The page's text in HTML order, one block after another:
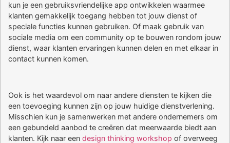
kun je een gebruiksvriendelijke app ontwikkelen waarmee
klanten gemakkelijk toegang hebben tot jouw dienst of
speciale functies kunnen gebruiken. Of maak gebruik van
sociale media om een community op te bouwen rondom jouw
dienst, waar klanten ervaringen kunnen delen en met elkaar in
contact kunnen komen.
Ook is het waardevol om naar andere diensten te kijken die
een toevoeging kunnen zijn op jouw huidige dienstverlening.
Misschien kun je samenwerken met andere ondernemers om
een gebundeld aanbod te creëren dat meerwaarde biedt aan
klanten. Kijk naar een design thinking workshop of overweeg